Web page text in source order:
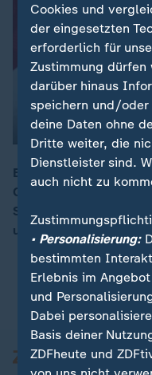
Ein schickes
Chan Hon Meng
Singapur serviert auf
und vor allem lecker.
Cookies und
der eingesetzten
erforderlich für
Zustimmung dürfen
darüber hinaus
speichern und/
deine Daten ohne
Dritte weiter, die
Dienstleister sind.
auch nicht zu
• Personalisierung:
bestimmten
Erlebnis im
und
Dabei
Basis deiner
ZDFheute und